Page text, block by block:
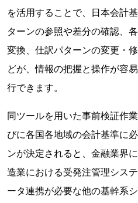
を活用することで、日本会計
ターンの参照や差分の確認、
変換、仕訳パターンの変更・
どが、情報の把握と操作が容
行できます。
同ツールを用いた事前検証作
びに各国各地域の会計基準に
ンが決定されると、金融業界
造業における受発注管理シス
ータ連携が必要な他の基幹系